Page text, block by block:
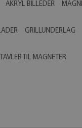
AKRYL BILLEDER
GRILLUNDERLAG
TIL MAGNETER